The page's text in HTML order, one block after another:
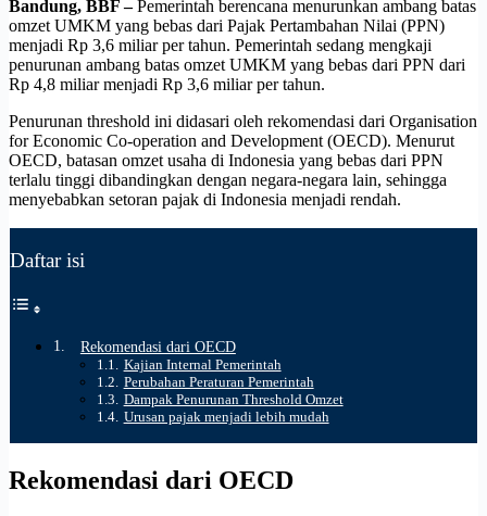
Bandung, BBF –Pemerintah berencana menurunkan ambang batas
omzet UMKM yang bebas dari Pajak Pertambahan Nilai (PPN)
menjadi Rp 3,6 miliar per tahun. Pemerintah sedang mengkaji
penurunan ambang batas omzet UMKM yang bebas dari PPN dari
Rp 4,8 miliar menjadi Rp 3,6 miliar per tahun.
Penurunan threshold ini didasari oleh rekomendasi dari Organisation
for Economic Co-operation and Development (OECD). Menurut
OECD, batasan omzet usaha di Indonesia yang bebas dari PPN
terlalu tinggi dibandingkan dengan negara-negara lain, sehingga
menyebabkan setoran pajak di Indonesia menjadi rendah.
Daftar isi
Rekomendasi dari OECD
Kajian Internal Pemerintah
Perubahan Peraturan Pemerintah
Dampak Penurunan Threshold Omzet
Urusan pajak menjadi lebih mudah
Rekomendasi dari OECD